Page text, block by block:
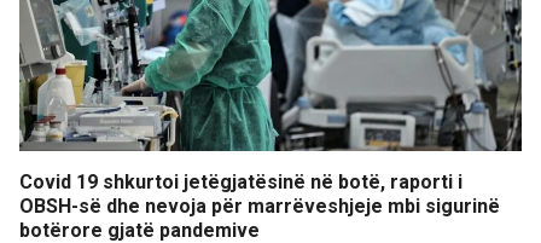
Covid 19 shkurtoi jetëgjatësinë në botë, raporti i
OBSH-së dhe nevoja për marrëveshjeje mbi sigurinë
botërore gjatë pandemive